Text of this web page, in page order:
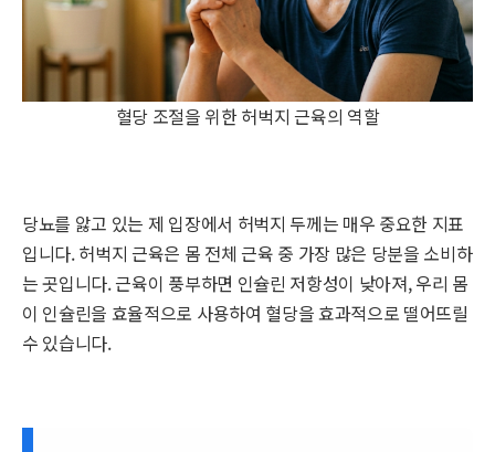
혈당 조절을 위한 허벅지 근육의 역할
당뇨를 앓고 있는 제 입장에서 허벅지 두께는 매우 중요한 지표
입니다. 허벅지 근육은 몸 전체 근육 중 가장 많은 당분을 소비하
는 곳입니다. 근육이 풍부하면 인슐린 저항성이 낮아져, 우리 몸
이 인슐린을 효율적으로 사용하여 혈당을 효과적으로 떨어뜨릴
수 있습니다.